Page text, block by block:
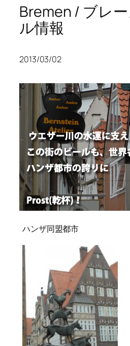
Bremen / ブレ
ル情報
2013/03/02
ハンザ同盟都市